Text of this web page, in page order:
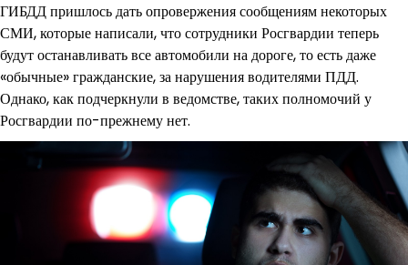
ГИБДД пришлось дать опровержения сообщениям некоторых
СМИ, которые написали, что сотрудники Росгвардии теперь
будут останавливать все автомобили на дороге, то есть даже
«обычные» гражданские, за нарушения водителями ПДД.
Однако, как подчеркнули в ведомстве, таких полномочий у
Росгвардии по-прежнему нет.